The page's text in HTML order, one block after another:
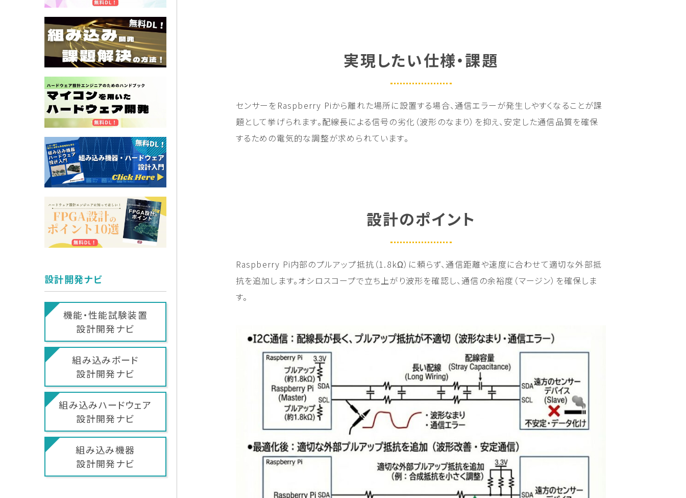
実現したい仕様・課題
センサーをRaspberry Piから離れた場所に設置する場合、通信エラーが発生しやすくなることが課
題として挙げられます。配線長による信号の劣化（波形のなまり）を抑え、安定した通信品質を確保
するための電気的な調整が求められています。
設計のポイント
Raspberry Pi内部のプルアップ抵抗（1.8kΩ）に頼らず、通信距離や速度に合わせて適切な外部抵
抗を追加します。オシロスコープで立ち上がり波形を確認し、通信の余裕度（マージン）を確保しま
す。
設計開発ナビ
機能・性能試験装置
設計開発ナビ
組み込みボード
設計開発ナビ
組み込みハードウェア
設計開発ナビ
組み込み機器
設計開発ナビ